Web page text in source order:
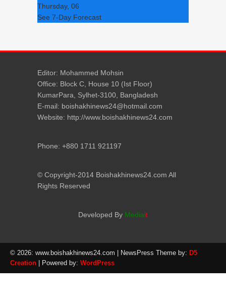
Thursday, 06
See 7-Day Forecast
Editor: Mohammed Mohsin
Office: Block C, House 10 (Ist Floor)
KumarPara, Sylhet-3100, Bangladesh
E-mail: boishakhinews24@hotmail.com
Website: http://www.boishakhinews24.com
Phone: +880 1711 921197
© Copyright-2014 Boishakhinews24.com All
Rights Reserved
Developed By Mediait
© 2026: www.boishakhinews24.com | NewsPress Theme by: D5
Creation | Powered by: WordPress